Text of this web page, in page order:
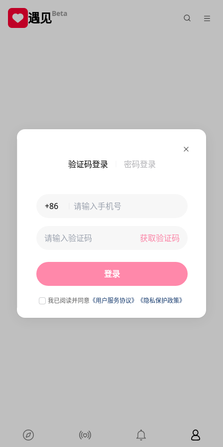
验证码登录 密码登录
+86
获取验证码
登录
我已阅读并同意 《用户服务协议》 《隐私保护政策》
遇见Beta
未连接到服务器,刷新一下试试